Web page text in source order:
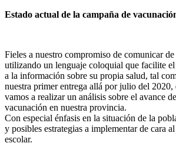
Estado actual de la campaña de
Fieles a nuestro compromiso de comunicar
utilizando un lenguaje coloquial que facilite el
a la información sobre su propia salud, tal
nuestra primer entrega allá por julio del 2020,
vamos a realizar un análisis sobre el avance
vacunación en nuestra provincia.
Con especial énfasis en la situación de la
y posibles estrategias a implementar de cara
escolar.